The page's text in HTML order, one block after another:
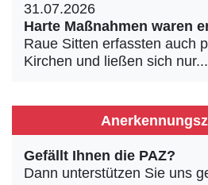
31.07.2026
Harte Maßnahmen waren
Raue Sitten erfassten auch
Kirchen und ließen sich nur...
Gefällt Ihnen die PAZ?
Dann unterstützen Sie uns